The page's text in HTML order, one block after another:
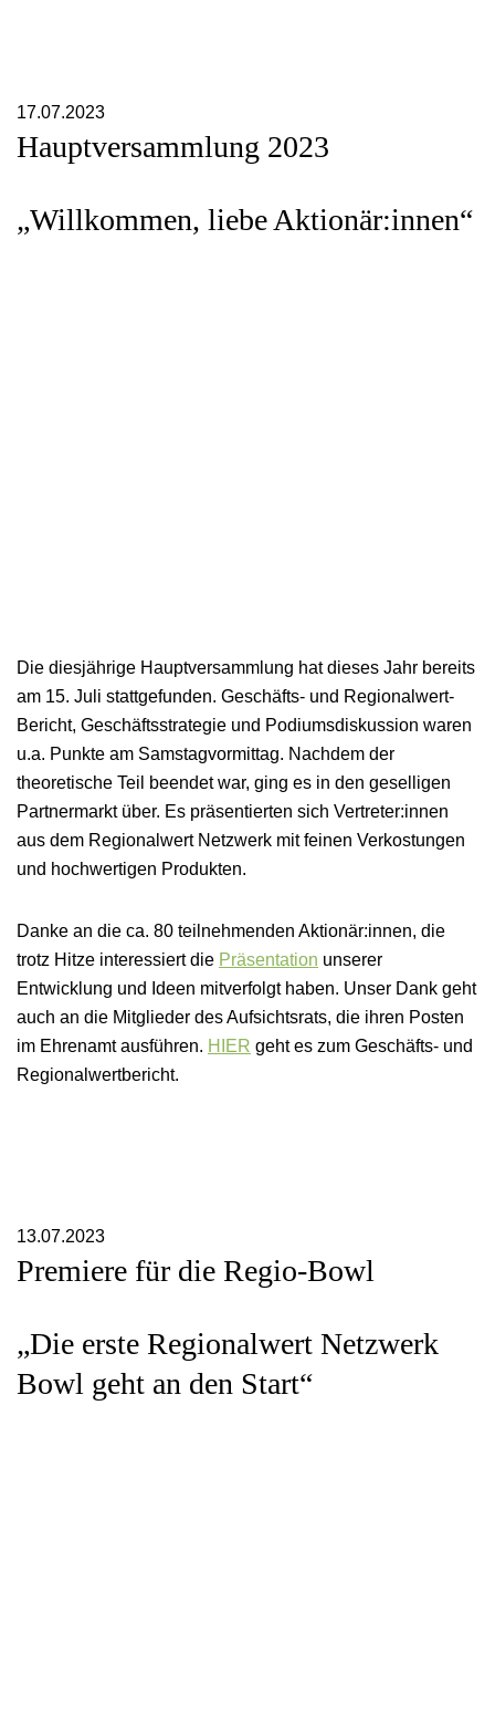
17.07.2023
Hauptversammlung 2023
„Willkommen, liebe Aktionär:innen“
Die diesjährige Hauptversammlung hat dieses Jahr bereits
am 15. Juli stattgefunden. Geschäfts- und Regionalwert-
Bericht, Geschäftsstrategie und Podiumsdiskussion waren
u.a. Punkte am Samstagvormittag. Nachdem der
theoretische Teil beendet war, ging es in den geselligen
Partnermarkt über. Es präsentierten sich Vertreter:innen
aus dem Regionalwert Netzwerk mit feinen Verkostungen
und hochwertigen Produkten.
Danke an die ca. 80 teilnehmenden Aktionär:innen, die
trotz Hitze interessiert die Präsentation unserer
Entwicklung und Ideen mitverfolgt haben. Unser Dank geht
auch an die Mitglieder des Aufsichtsrats, die ihren Posten
im Ehrenamt ausführen. HIER geht es zum Geschäfts- und
Regionalwertbericht.
13.07.2023
Premiere für die Regio-Bowl
„Die erste Regionalwert Netzwerk
Bowl geht an den Start“